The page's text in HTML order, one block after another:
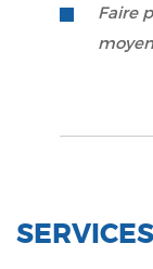
Faire